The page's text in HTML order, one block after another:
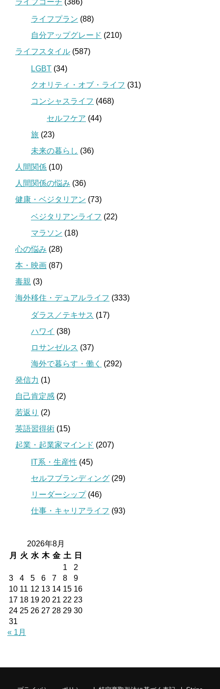
ライフコーチ (386)
ライフプラン (88)
自分アップグレード (210)
ライフスタイル (587)
LGBT (34)
クオリティ・オブ・ライフ (31)
コンシャスライフ (468)
セルフケア (44)
旅 (23)
未来の暮らし (36)
人間関係 (10)
人間関係の悩み (36)
健康・ベジタリアン (73)
ベジタリアンライフ (22)
マラソン (18)
心の悩み (28)
本・映画 (87)
毒親 (3)
海外移住・デュアルライフ (333)
ダラス／テキサス (17)
ハワイ (38)
ロサンゼルス (37)
海外で暮らす・働く
(292)
発信力 (1)
自己肯定感 (2)
若返り (2)
英語習得術 (15)
起業・起業家マインド (207)
IT系・生産性 (45)
セルフブランディング (29)
リーダーシップ(46)
仕事・キャリアライフ (93)
2026年8月
月
火 水 木 金 土
日
1
2
3
4 5 6 7 8
9
10 11 12 13 14 15 16
17 18 19 20 21 22 23
24 25 26 27 28 29 30
31
« 1月